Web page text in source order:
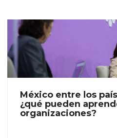
México entre los
¿qué pueden
organizaciones?